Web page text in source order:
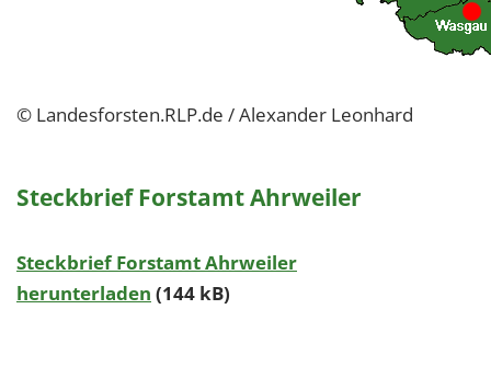
© Landesforsten.RLP.de / Alexander Leonhard
Steckbrief Forstamt Ahrweiler
Steckbrief Forstamt Ahrweiler
herunterladen (144 kB)